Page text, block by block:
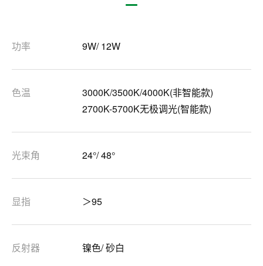
功率 9W/ 12W
色温
3000K/3500K/4000K(非智能款)
2700K-5700K无极调光(智能款)
光束角 24°/ 48°
显指 ＞95
反射器 镍色/ 砂白